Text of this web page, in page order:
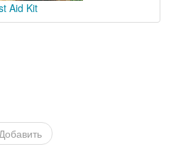
Aid Kit
Добавить